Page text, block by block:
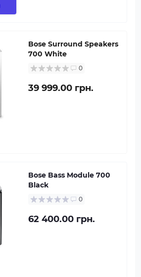
Bose Surround Speakers
700 White
0
39 999.00 грн.
Bose Bass Module 700
Black
0
62 400.00 грн.